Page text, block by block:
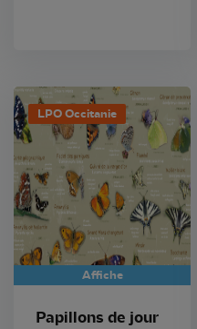
LPO Occitanie
Affiche
Papillons de jour